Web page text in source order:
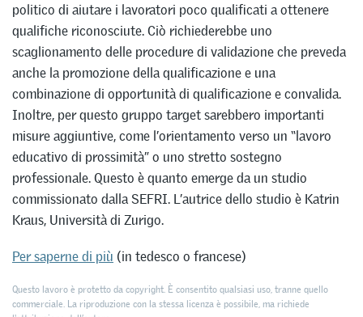
politico di aiutare i lavoratori poco qualificati a ottenere
qualifiche riconosciute. Ciò richiederebbe uno
scaglionamento delle procedure di validazione che preveda
anche la promozione della qualificazione e una
combinazione di opportunità di qualificazione e convalida.
Inoltre, per questo gruppo target sarebbero importanti
misure aggiuntive, come l’orientamento verso un “lavoro
educativo di prossimità” o uno stretto sostegno
professionale. Questo è quanto emerge da un studio
commissionato dalla SEFRI. L’autrice dello studio è Katrin
Kraus, Università di Zurigo.
Per saperne di più (in tedesco o francese)
Questo lavoro è protetto da copyright. È consentito qualsiasi uso, tranne quello
commerciale. La riproduzione con la stessa licenza è possibile, ma richiede